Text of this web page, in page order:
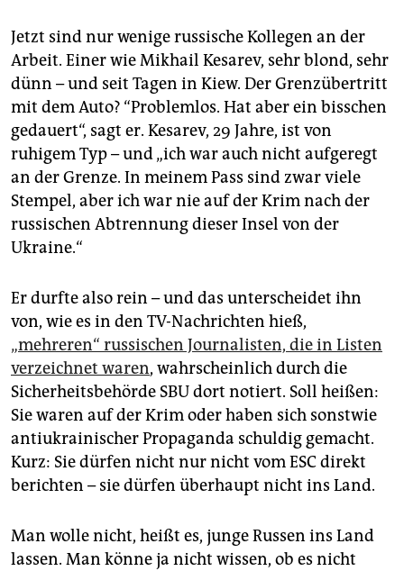
Jetzt sind nur wenige russische Kollegen an der
Arbeit. Einer wie Mikhail Kesarev, sehr blond, sehr
dünn – und seit Tagen in Kiew. Der Grenzübertritt
mit dem Auto? “Problemlos. Hat aber ein bisschen
gedauert“, sagt er. Kesarev, 29 Jahre, ist von
ruhigem Typ – und „ich war auch nicht aufgeregt
an der Grenze. In meinem Pass sind zwar viele
Stempel, aber ich war nie auf der Krim nach der
russischen Abtrennung dieser Insel von der
Ukraine.“
Er durfte also rein – und das unterscheidet ihn
von, wie es in den TV-Nachrichten hieß,
„mehreren“ russischen Journalisten, die in Listen
verzeichnet waren, wahrscheinlich durch die
Sicherheitsbehörde SBU dort notiert. Soll heißen:
Sie waren auf der Krim oder haben sich sonstwie
antiukrainischer Propaganda schuldig gemacht.
Kurz: Sie dürfen nicht nur nicht vom ESC direkt
berichten – sie dürfen überhaupt nicht ins Land.
Man wolle nicht, heißt es, junge Russen ins Land
lassen. Man könne ja nicht wissen, ob es nicht